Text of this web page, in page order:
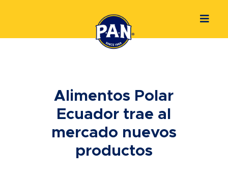
Alimentos Polar
Ecuador trae al
mercado nuevos
productos